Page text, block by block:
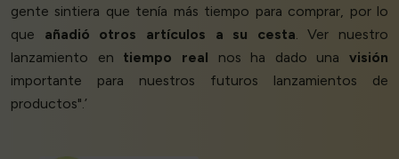
gente sintiera que tenía más tiempo para comprar, por lo
que añadió otros artículos a su cesta. Ver nuestro
lanzamiento en tiempo real nos ha dado una visión
importante para nuestros futuros lanzamientos de
productos".’